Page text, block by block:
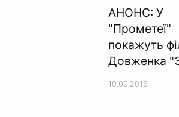
АНОНС: У
"Прометеї"
покажуть
Довженка
10.09.2016